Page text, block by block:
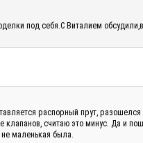
под себя.С Виталием
распорный прут,
клапанов, считаю это минус. Да и
не маленькая была.